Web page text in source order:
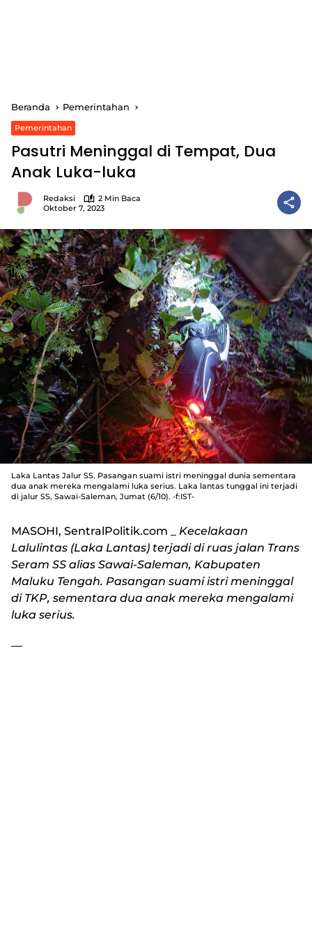
Beranda Pemerintahan
Pemerintahan
Pasutri Meninggal di Tempat, Dua
Anak Luka-luka
Redaksi
2 Min Baca
Oktober 7, 2023
Laka Lantas Jalur SS. Pasangan suami istri meninggal dunia sementara
dua anak mereka mengalami luka serius. Laka lantas tunggal ini terjadi
di jalur SS, Sawai-Saleman, Jumat (6/10). -f:IST-
MASOHI, SentralPolitik.com
Kecelakaan
Lalulintas (Laka Lantas) terjadi di ruas jalan Trans
Seram SS alias Sawai-Saleman, Kabupaten
Maluku Tengah. Pasangan suami istri meninggal
di TKP, sementara dua anak mereka mengalami
luka serius.
—